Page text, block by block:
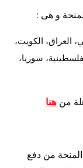
العراق، الكويت،
سوريا،
من هنا
من دفع